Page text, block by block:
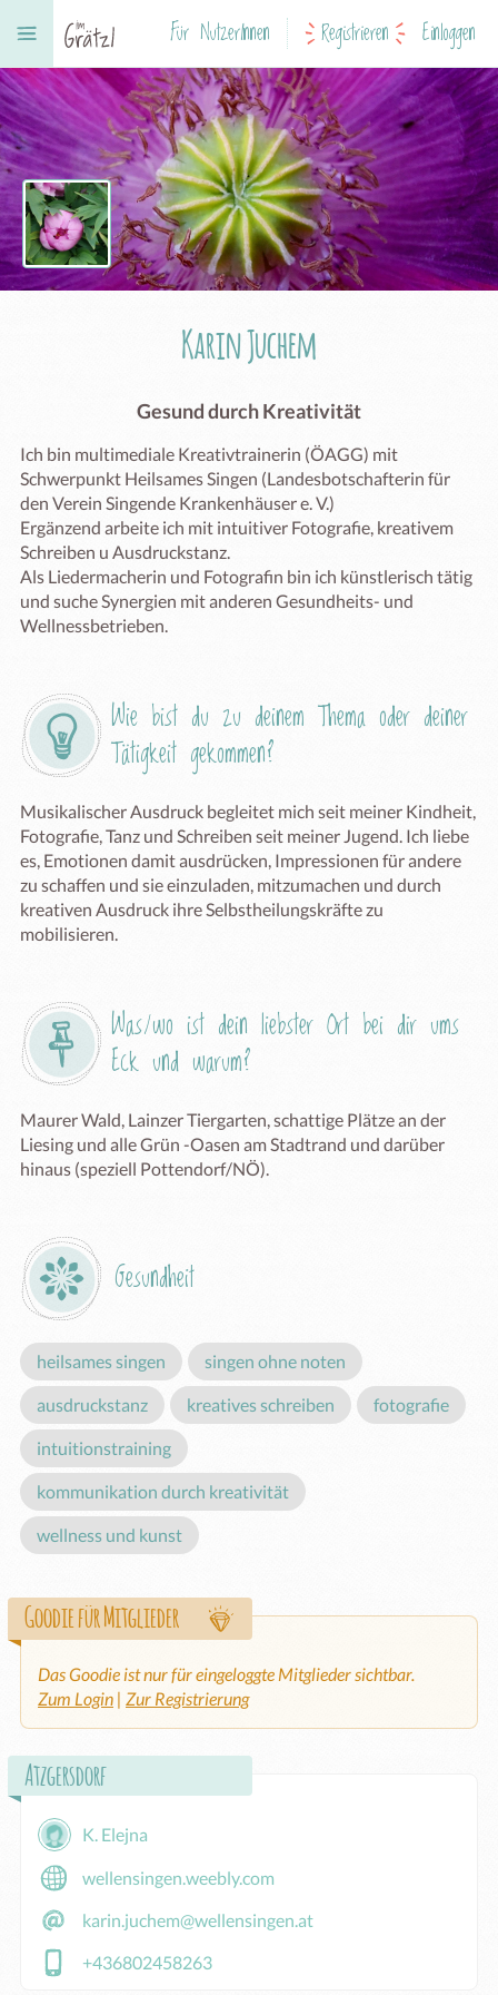
Für NutzerInnen Registrieren Einloggen
Karin Juchem
Gesund durch Kreativität
Ich bin multimediale Kreativtrainerin (ÖAGG) mit
Schwerpunkt Heilsames Singen (Landesbotschafterin für
den Verein Singende Krankenhäuser e. V.)
Ergänzend arbeite ich mit intuitiver Fotografie, kreativem
Schreiben u Ausdruckstanz.
Als Liedermacherin und Fotografin bin ich künstlerisch tätig
und suche Synergien mit anderen Gesundheits- und
Wellnessbetrieben.
Wie bist du zu deinem Thema oder deiner
Tätigkeit gekommen?
Musikalischer Ausdruck begleitet mich seit meiner Kindheit,
Fotografie, Tanz und Schreiben seit meiner Jugend. Ich liebe
es, Emotionen damit ausdrücken, Impressionen für andere
zu schaffen und sie einzuladen, mitzumachen und durch
kreativen Ausdruck ihre Selbstheilungskräfte zu
mobilisieren.
Was/wo ist dein liebster Ort bei dir ums
Eck und warum?
Maurer Wald, Lainzer Tiergarten, schattige Plätze an der
Liesing und alle Grün -Oasen am Stadtrand und darüber
hinaus (speziell Pottendorf/NÖ).
Gesundheit
heilsames singen singen ohne noten
ausdruckstanz kreatives schreiben fotografie
intuitionstraining
kommunikation durch kreativität
wellness und kunst
Goodie für Mitglieder
Das Goodie ist nur für eingeloggte Mitglieder sichtbar.
Zum Login | Zur Registrierung
Atzgersdorf
K. Elejna
wellensingen.weebly.com
karin.juchem@wellensingen.at
+436802458263